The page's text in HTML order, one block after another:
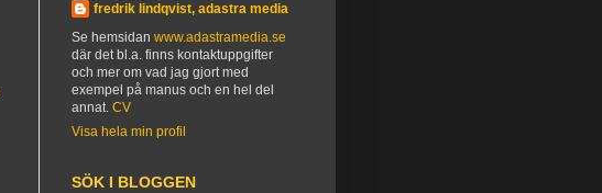
fredrik lindqvist, adastra media
Se hemsidan www.adastramedia.se
där det bl.a. finns kontaktuppgifter
och mer om vad jag gjort med
exempel på manus och en hel del
annat. CV
Visa hela min profil
SÖK I BLOGGEN